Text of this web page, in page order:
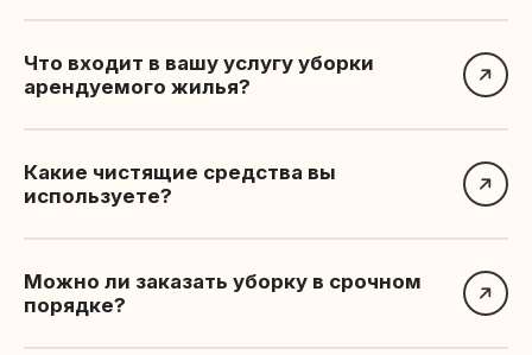
Что входит в вашу услугу уборки
арендуемого жилья?
Какие чистящие средства вы
используете?
Можно ли заказать уборку в срочном
порядке?